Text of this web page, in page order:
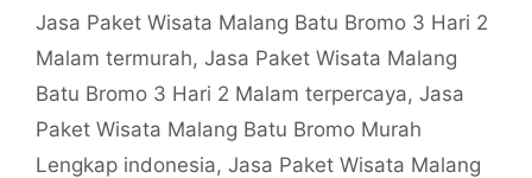
Jasa Paket Wisata Malang Batu Bromo 3 Hari 2
Malam termurah, Jasa Paket Wisata Malang
Batu Bromo 3 Hari 2 Malam terpercaya, Jasa
Paket Wisata Malang Batu Bromo Murah
Lengkap indonesia, Jasa Paket Wisata Malang